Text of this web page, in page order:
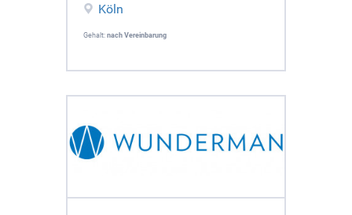
Köln
Gehalt: nach Vereinbarung